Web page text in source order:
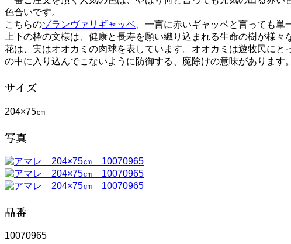
色合いです。
こちらのゾランヴァリギャッベ、一言に赤いギャッベと言っても単
上下の枠の文様は、健康と長寿を願い織り込まれる生命の樹が様々
花は、実はオオカミの肉球を表しています。オオカミは遊牧民に
の中に入り込んでこないように防御する、魔除けの意味があります。
サイズ
204×75㎝
写真
品番
10070965